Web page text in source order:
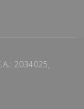
2034025,